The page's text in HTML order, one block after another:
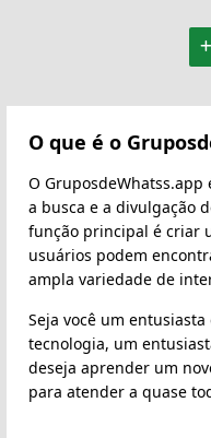
O que é o
O
a busca e a divulgação
função principal é criar
usuários podem
ampla variedade de
Seja você um
tecnologia, um
deseja aprender um
para atender a quase